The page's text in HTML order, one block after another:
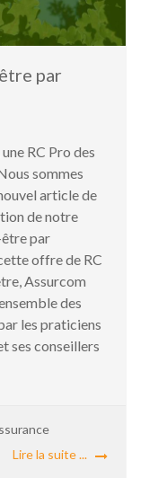
par
RC Pro des
sommes
article de
de notre
par
offre de RC
Assurcom
des
les praticiens
ses conseillers
Lire la suite ...